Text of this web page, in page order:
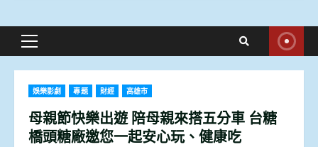
Primary
娛樂影劇 專題 財經 高雄市
母親節快樂出遊 陪母親來搭五分車 台糖
橋頭糖廠邀您一起安心玩、健康吃